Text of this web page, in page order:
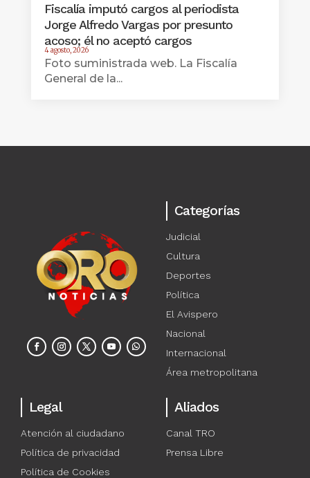
Fiscalía imputó cargos al periodista
Jorge Alfredo Vargas por presunto
acoso; él no aceptó cargos
4 agosto, 2026
Foto suministrada web. La Fiscalía
General de la...
Categorías
Judicial
Cultura
Deportes
Política
El Avispero
Nacional
Internacional
Área metropolitana
Legal
Atención al ciudadano
Política de privacidad
Política de Cookies
Aliados
Canal TRO
Prensa Libre